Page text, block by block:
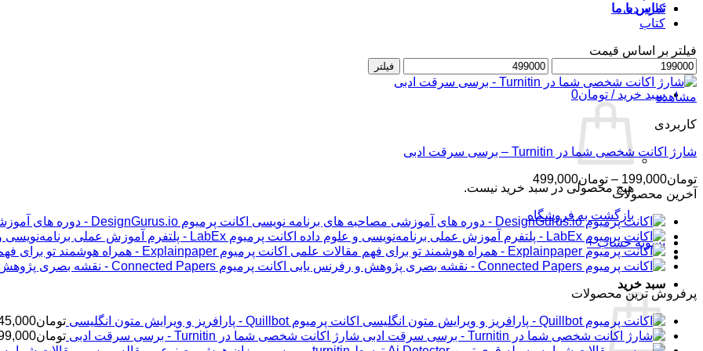
تماس با ما
ورود / عضویت
سبد خرید / تومان0
هیچ محصولی در سبد خرید نیست.
بازگشت به فروشگاه
تسویه حساب +
سبد خرید
کاربردی
کتاب
فیلتر بر اساس قیمت
حداقل
قیمت
حداکثر
قیمت
فیلتر
مشاهده
کاربردی
شارژ اکانت شخصی شما در Turnitin – برسی سرقت ادبی
تومان199,000
– تومان499,000محدوده
قیمت:
تا
تومان499,000
آخرین محصولات
اکانت پرمیوم DesignGurus.io - دوره ‌های آموزشی مصاحبه ‌های برنامه نویسی
اکانت پرمیوم LabEx - پلتفرم آموزش عملی برنامه‌نویسی و علوم داده
اکانت پرمیوم Explainpaper - همراه هوشمند تو برای فهم مقالات علمی
اکانت پرمیوم Connected Papers - نقشه بصری پژوهش و رفرنس یابی
پرفروش ترین محصولات
اکانت پرمیوم Quillbot - پارافریز و ویرایش متون انگلیسی تومان
شارژ اکانت شخصی شما در Turnitin - برسی سرقت ادبی تومان